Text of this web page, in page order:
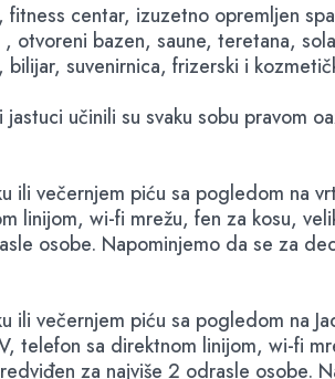
centar, izuzetno opremljen
bazen, saune, teretana,
suvenirnica, frizerski i
učinili su svaku sobu pravom
večernjem piću sa pogledom na
linijom, wi-fi mrežu, fen za kosu,
osobe. Napominjemo da se za
večernjem piću sa pogledom na
telefon sa direktnom linijom, wi-fi
za najviše 2 odrasle osobe.